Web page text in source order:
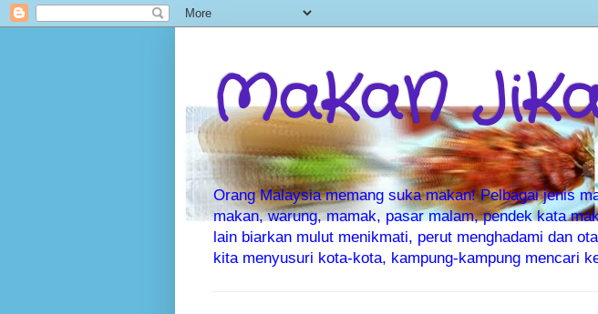
MaKaN
Orang Malaysia memang suka makan! Pelbagai jenis
makan, warung, mamak, pasar malam, pendek kata
lain biarkan mulut menikmati, perut menghadami dan
kita menyusuri kota-kota, kampung-kampung mencari